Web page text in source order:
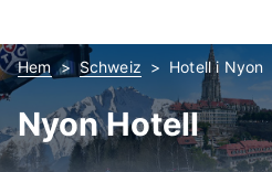
Hem Schweiz Hotell i Nyon
Nyon Hotell